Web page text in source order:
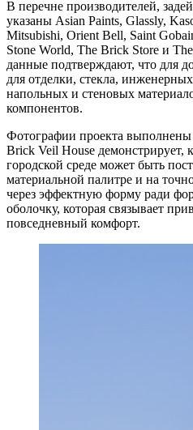
В перечне производителей,
указаны Asian Paints, Glassly,
Mitsubishi, Orient Bell, Saint
Stone World, The Brick Store и
данные подтверждают, что для
для отделки, стекла,
напольных и стеновых
компонентов.
Фотографии проекта
Brick Veil House демонстрирует,
городской среде может быть
материальной палитре и на
через эффектную форму ради
оболочку, которая связывает
повседневный комфорт.